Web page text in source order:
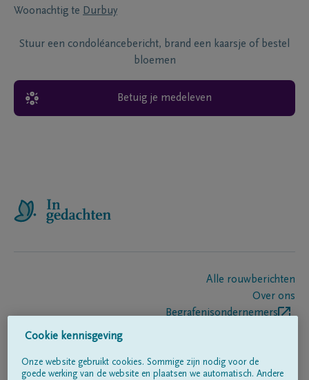
Woonachtig te Durbuy
Stuur een condoléancebericht, brand een kaarsje of bestel
bloemen
Betuig je medeleven
Alle rouwberichten
Over ons
Begrafenisondernemers
Cookie kennisgeving
Onze website gebruikt cookies. Sommige zijn nodig voor de
goede werking van de website en plaatsen we automatisch. Andere